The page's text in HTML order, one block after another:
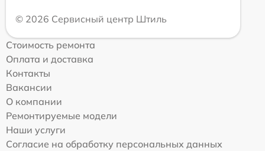
© 2026 Сервисный центр Штиль
Стоимость ремонта
Оплата и доставка
Контакты
Вакансии
О компании
Ремонтируемые модели
Наши услуги
Согласие на обработку персональных данных